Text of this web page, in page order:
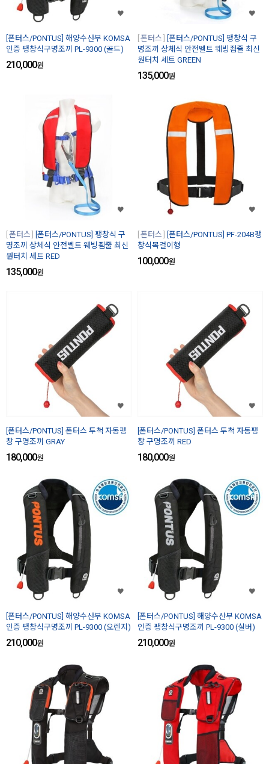
[폰터스/PONTUS] 해양수산부 KOMSA
인증 팽창식구명조끼 PL-9300 (골드)
210,000원
폰터스
[폰터스/PONTUS] 팽창식 구
명조끼 상체식 안전벨트 웨빙죔줄 최신
원터치 세트 GREEN
135,000원
폰터스
[폰터스/PONTUS] 팽창식 구
명조끼 상체식 안전벨트 웨빙죔줄 최신
원터치 세트 RED
135,000원
폰터스
[폰터스/PONTUS] PF-204B팽
창식목걸이형
100,000원
[폰터스/PONTUS] 폰터스 투척 자동팽
창 구명조끼 GRAY
180,000원
[폰터스/PONTUS] 폰터스 투척 자동팽
창 구명조끼 RED
180,000원
[폰터스/PONTUS] 해양수산부 KOMSA
인증 팽창식구명조끼 PL-9300 (오렌지)
210,000원
[폰터스/PONTUS] 해양수산부 KOMSA
인증 팽창식구명조끼 PL-9300 (실버)
210,000원